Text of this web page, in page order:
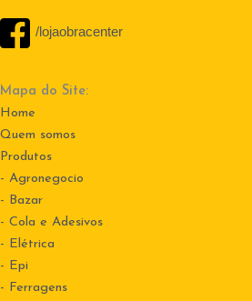
/lojaobracenter
Mapa do Site:
Home
Quem somos
Produtos
- Agronegocio
- Bazar
- Cola e Adesivos
- Elétrica
- Epi
- Ferragens